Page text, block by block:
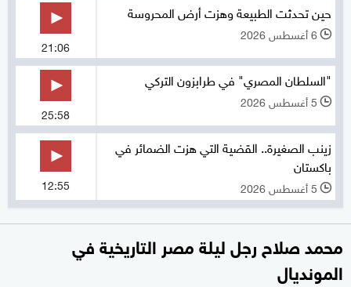
حين تحدثت الطبيعة وهزت أرض المحروسة
l 6 أغسطس 2026
21:06
"السلطان المصري" في طرابزون التركي
l 5 أغسطس 2026
25:58
زينب الصغيرة.. القضية التي هزت الضمائر في
باكستان
l 5 أغسطس 2026 12:55
محمد صلاح رجل ليلة مصر التاريخية في
المونديال